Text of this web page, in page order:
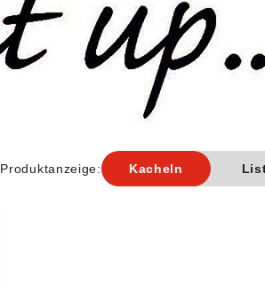
Produktanzeige: Kacheln